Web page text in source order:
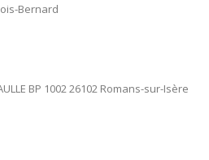
Bernard
BP 1002 26102 Romans-sur-Isère